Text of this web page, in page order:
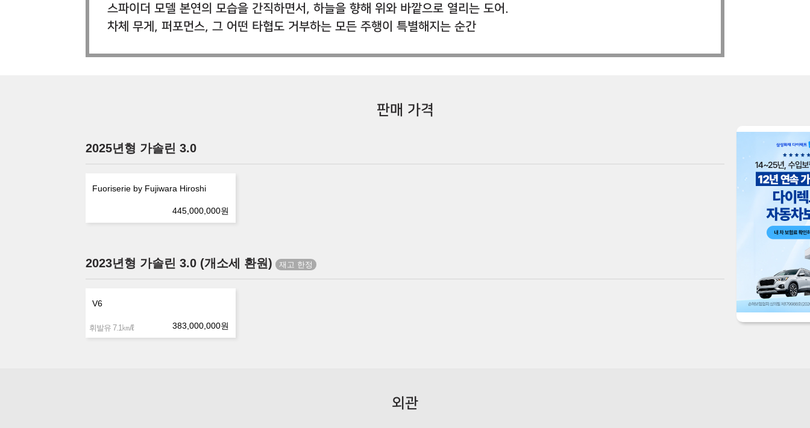
스파이더 모델 본연의 모습을 간직하면서, 하늘을 향해 위와 바깥으로 열리는 도어.
차체 무게, 퍼포먼스, 그 어떤 타협도 거부하는 모든 주행이 특별해지는 순간
판매 가격
2025년형 가솔린 3.0
Fuoriserie by Fujiwara Hiroshi
445,000,000원
2023년형 가솔린 3.0 (개소세 환원)
V6
휘발유 7.1㎞/ℓ 383,000,000원
외관